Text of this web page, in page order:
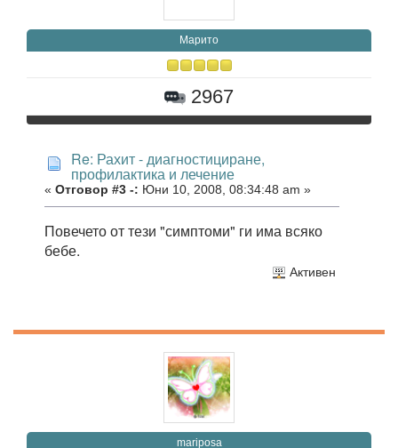
Марито
2967
Re: Рахит - диагностициране,
профилактика и лечение
« Отговор #3 -: Юни 10, 2008, 08:34:48 am »
Повечето от тези "симптоми" ги има всяко
бебе.
Активен
mariposa